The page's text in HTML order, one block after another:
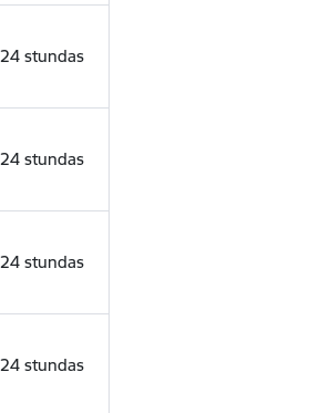
24 stundas
24 stundas
24 stundas
24 stundas